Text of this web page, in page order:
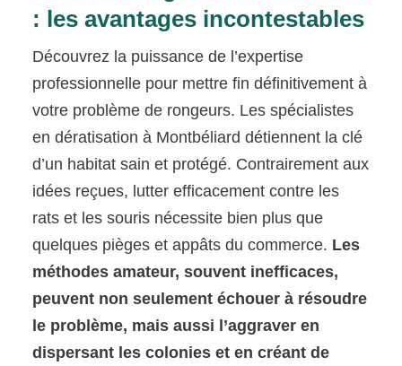
: les avantages incontestables
Découvrez la puissance de l’expertise
professionnelle pour mettre fin définitivement à
votre problème de rongeurs. Les spécialistes
en dératisation à Montbéliard détiennent la clé
d’un habitat sain et protégé. Contrairement aux
idées reçues, lutter efficacement contre les
rats et les souris nécessite bien plus que
quelques pièges et appâts du commerce. Les
méthodes amateur, souvent inefficaces,
peuvent non seulement échouer à résoudre
le problème, mais aussi l’aggraver en
dispersant les colonies et en créant de